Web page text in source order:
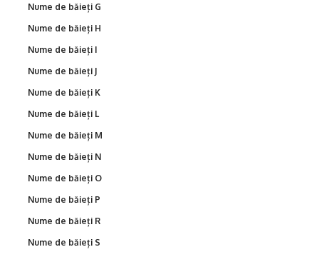
Nume de băieți G
Nume de băieți H
Nume de băieți I
Nume de băieți J
Nume de băieți K
Nume de băieți L
Nume de băieți M
Nume de băieți N
Nume de băieți O
Nume de băieți P
Nume de băieți R
Nume de băieți S